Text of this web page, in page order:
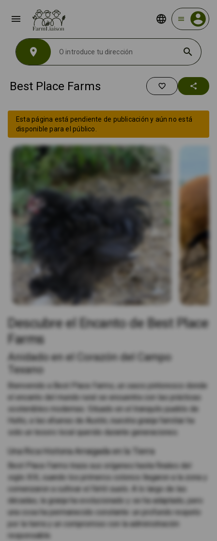
menu menu
location_on search
Best Place Farms favorite_border share
Esta página está pendiente de publicación y aún no está
disponible para el público.
Descubre el Encanto de Best Place
Farms
Anidado en el Corazón del Campo
Texano
Bienvenido a Best Place Farms, un oasis pintoresco donde
el encanto del mundo rural se encuentra con las prácticas
sostenibles modernas. Situado en el tranquilo pueblo de
Hutto, a las afueras de Austin, nuestra granja familiar ha
sido un tesoro local querido durante generaciones.
Una Rica Historia Arraigada en la Tierra
Best Place Farms traza sus orígenes hasta finales del
siglo XIX, cuando los primeros colonos llegaron a la zona y
comenzaron a cultivar el fértil suelo. A lo largo de las
décadas, la granja ha evolucionado y se ha adaptado, pero
una cosa ha permanecido constante: un profundo respeto
por la tierra y un compromiso con la administración
responsable.